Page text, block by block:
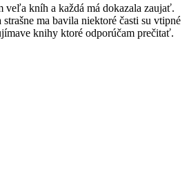
veľa kníh a každá má dokazala zaujať.
ma bavila niektoré časti su vtipné
knihy ktoré odporúčam prečitať.